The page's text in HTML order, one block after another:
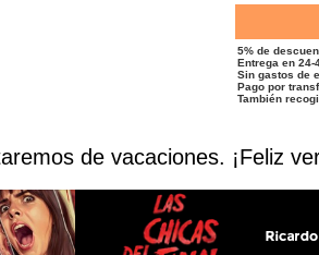
5% de
Entrega en 24-
Sin gastos de
Pago por
También
de vacaciones. ¡Feliz